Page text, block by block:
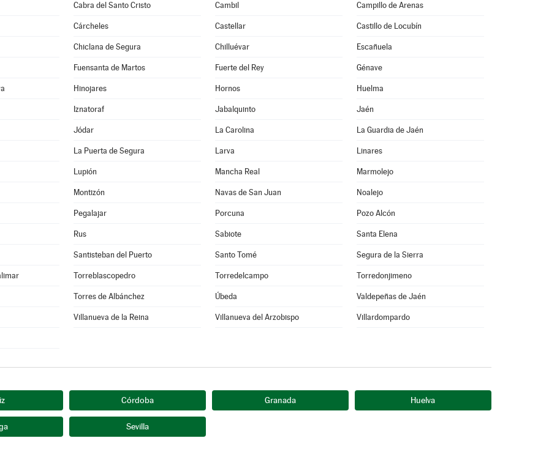
Cabra del Santo Cristo Cambil Campillo de Arenas
Cárcheles Castellar Castillo de Locubín
Chiclana de Segura Chilluévar Escañuela
Fuensanta de Martos Fuerte del Rey Génave
Hinojares Hornos Huelma
Iznatoraf Jabalquinto Jaén
Jódar La Carolina La Guardia de Jaén
La Puerta de Segura Larva Linares
Lupión Mancha Real Marmolejo
Montizón Navas de San Juan Noalejo
Pegalajar Porcuna Pozo Alcón
Rus Sabiote Santa Elena
Santisteban del Puerto Santo Tomé Segura de la Sierra
Torreblascopedro Torredelcampo Torredonjimeno
Torres de Albánchez Úbeda Valdepeñas de Jaén
Villanueva de la Reina Villanueva del Arzobispo Villardompardo
Córdoba Granada Huelva
Sevilla